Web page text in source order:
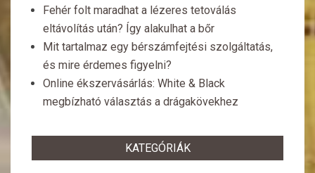
Fehér folt maradhat a lézeres tetoválás
eltávolítás után? Így alakulhat a bőr
Mit tartalmaz egy bérszámfejtési szolgáltatás,
és mire érdemes figyelni?
Online ékszervásárlás: White & Black
megbízható választás a drágakövekhez
KATEGÓRIÁK